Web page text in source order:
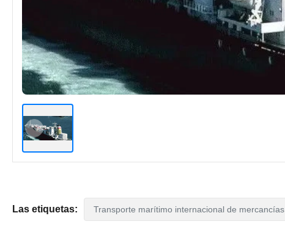
Las etiquetas: Transporte marítimo internacional de mercancías